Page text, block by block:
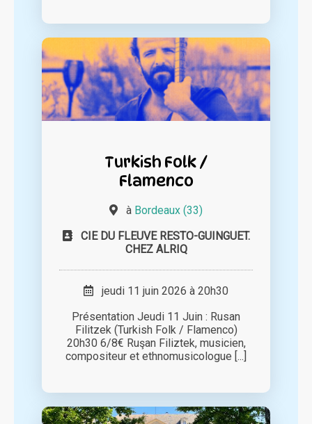
Turkish Folk /
Flamenco
à Bordeaux (33)
CIE DU FLEUVE RESTO-GUINGUET.
CHEZ ALRIQ
jeudi 11 juin 2026 à 20h30
Présentation Jeudi 11 Juin : Rusan
Filitzek (Turkish Folk / Flamenco)
20h30 6/8€ Ruşan Filiztek, musicien,
compositeur et ethnomusicologue [...]